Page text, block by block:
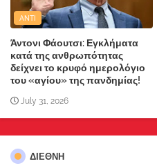
ANTI
Άντονι Φάουτσι: Εγκλήματα
κατά της ανθρωπότητας
δείχνει το κρυφό ημερολόγιο
του «αγίου» της πανδημίας!
July 31, 2026
ΔΙΕΘΝΗ